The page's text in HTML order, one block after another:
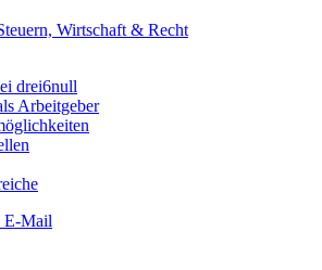
Wirtschaft & Recht
drei6null
Arbeitgeber
E-Mail